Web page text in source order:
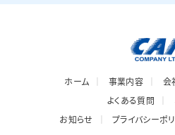
ホーム 事業内容 会
よくある質問
お知らせ
プライバシーポ